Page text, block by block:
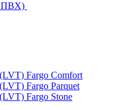
ПВХ)
Fargo Comfort
Fargo Parquet
Fargo Stone